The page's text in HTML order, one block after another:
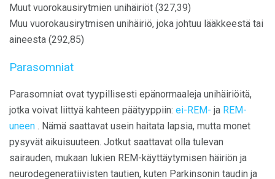
Muut vuorokausirytmien unihäiriöt (327,39)
Muu vuorokausirytmisen unihäiriö, joka johtuu lääkkeestä tai
aineesta (292,85)
Parasomniat
Parasomniat ovat tyypillisesti epänormaaleja unihäiriöitä,
jotka voivat liittyä kahteen päätyyppiin: ei-REM- ja REM-
uneen . Nämä saattavat usein haitata lapsia, mutta monet
pysyvät aikuisuuteen. Jotkut saattavat olla tulevan
sairauden, mukaan lukien REM-käyttäytymisen häiriön ja
neurodegeneratiivisten tautien, kuten Parkinsonin taudin ja